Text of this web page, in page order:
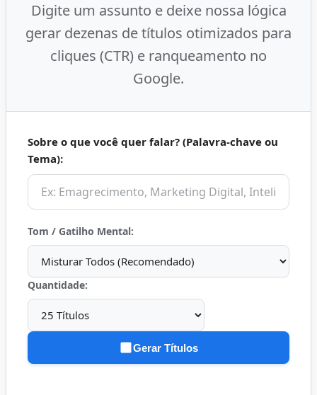
Digite um assunto e deixe nossa lógica
gerar dezenas de títulos otimizados para
cliques (CTR) e ranqueamento no
Google.
Sobre o que você quer falar? (Palavra-chave ou
Tema):
Tom / Gatilho Mental:
Quantidade:
Gerar Títulos